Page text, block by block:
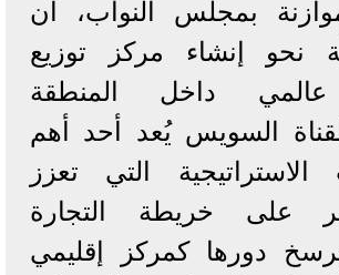
بمجلس النواب، أن
نحو إنشاء مركز توزيع
داخل المنطقة
لقناة السويس يُعد أحد أهم
الاستراتيجية التي تعزز
على خريطة التجارة
وترسخ دورها كمركز إقليمي